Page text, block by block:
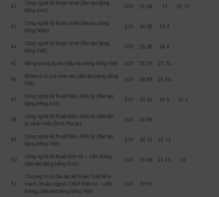
42
Công nghệ Kỹ thuật nhiệt (đào tạo bằng
tiếng Anh)
D01 23.68 21 23.75
43
Công nghệ Kỹ thuật nhiệt (đào tạo bằng
tiếng Nhật)
D01 26.08 24.4
44
Công nghệ Kỹ thuật nhiệt (đào tạo bằng
tiếng Việt)
D01 26.08 24.4
45 Năng lượng tái tạo (đào tạo bằng tiếng Việt) D01 25.38 23.15
46
Robot và trí tuệ nhân tạo (đào tạo bằng tiếng
Việt)
D01 28.88 25.66
47
Công nghệ Kỹ thuật điện, điện tử (đào tạo
bằng tiếng Anh)
D01 25.63 24.5 23.5
48
Công nghệ Kỹ thuật điện, điện tử (đào tạo
tại phân hiệu Bình Phước)
D01 24.88
49
Công nghệ Kỹ thuật điện, điện tử (đào tạo
bằng tiếng Việt)
D01 28.13 25.12
50
Công nghệ Kỹ thuật điện tử – viễn thông
(đào tạo bằng tiếng Anh)
D01 25.58 24.35 23
51
Chương trình đào tạo Kỹ thuật Thiết kế vi
mạch (thuộc ngành CNKT Điện tử – viễn
thông) (đào tạo bằng tiếng Việt)
D01 29.93